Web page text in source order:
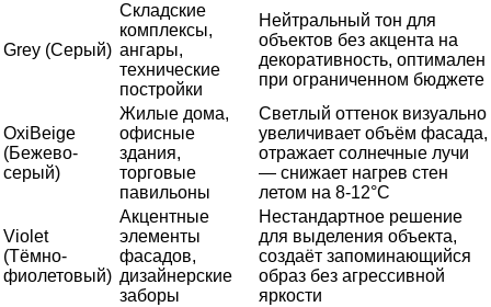
Grey (Серый)
Складские
комплексы,
ангары,
технические
постройки
Нейтральный тон для
объектов без акцента на
декоративность, оптимален
при ограниченном бюджете
OxiBеige
(Бежево-
серый)
Жилые дома,
офисные
здания,
торговые
павильоны
Светлый оттенок визуально
увеличивает объём фасада,
отражает солнечные лучи
— снижает нагрев стен
летом на 8-12°C
Violet
(Тёмно-
фиолетовый)
Акцентные
элементы
фасадов,
дизайнерские
заборы
Нестандартное решение
для выделения объекта,
создаёт запоминающийся
образ без агрессивной
яркости